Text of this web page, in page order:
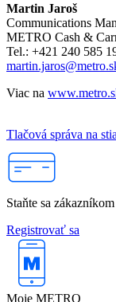
Martin Jaroš
Communications
METRO Cash &
Tel.: +421 240 585
Viac na
Tlačová správa na
Staňte sa zákazníkom
Registrovať sa
Moje METRO